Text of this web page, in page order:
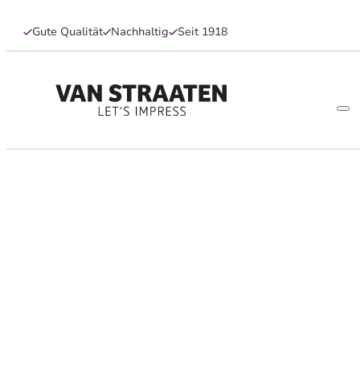
Gute Qualität Nachhaltig Seit 1918